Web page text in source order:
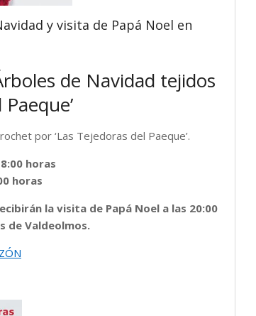
y visita de Papá Noel en
de Navidad tejidos
por ‘Las Tejedoras del Paeque’.
horas
horas
la visita de Papá Noel a las 20:00
de Valdeolmos.